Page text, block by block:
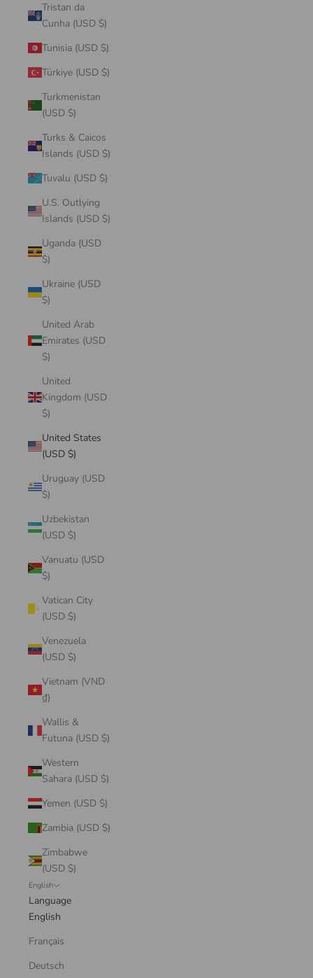
Tristan da
Cunha (USD $)
Tunisia (USD $)
Türkiye (USD $)
Turkmenistan
(USD $)
Turks & Caicos
Islands (USD $)
Tuvalu (USD $)
U.S. Outlying
Islands (USD $)
Uganda (USD
$)
Ukraine (USD
$)
United Arab
Emirates (USD
$)
United
Kingdom (USD
$)
United States
(USD $)
Uruguay (USD
$)
Uzbekistan
(USD $)
Vanuatu (USD
$)
Vatican City
(USD $)
Venezuela
(USD $)
Vietnam (VND
₫)
Wallis &
Futuna (USD $)
Western
Sahara (USD $)
Yemen (USD $)
Zambia (USD $)
Zimbabwe
(USD $)
English
Language
English
Français
Deutsch